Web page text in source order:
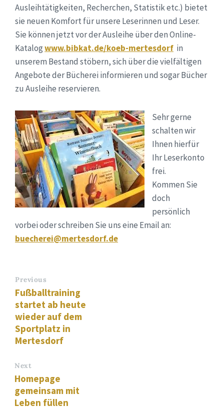
Ausleihtätigkeiten, Recherchen, Statistik etc.) bietet
sie neuen Komfort für unsere Leserinnen und Leser.
Sie können jetzt vor der Ausleihe über den Online-
Katalogwww.bibkat.de/koeb-mertesdorf in
unserem Bestand stöbern, sich über die vielfältigen
Angebote der Bücherei informieren und sogar Bücher
zu Ausleihe reservieren.
Sehr gerne
schalten wir
Ihnen hierfür
Ihr Leserkonto
frei.
Kommen Sie
doch
persönlich
vorbei oder schreiben Sie uns eine Email an:
buecherei@mertesdorf.de
Previous
Fußballtraining
startet ab heute
wieder auf dem
Sportplatz in
Mertesdorf
Next
Homepage
gemeinsam mit
Leben füllen